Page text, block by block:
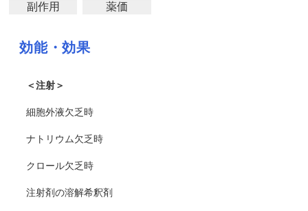
副作用
薬価
効能・効果
＜注射＞
細胞外液欠乏時
ナトリウム欠乏時
クロール欠乏時
注射剤の溶解希釈剤